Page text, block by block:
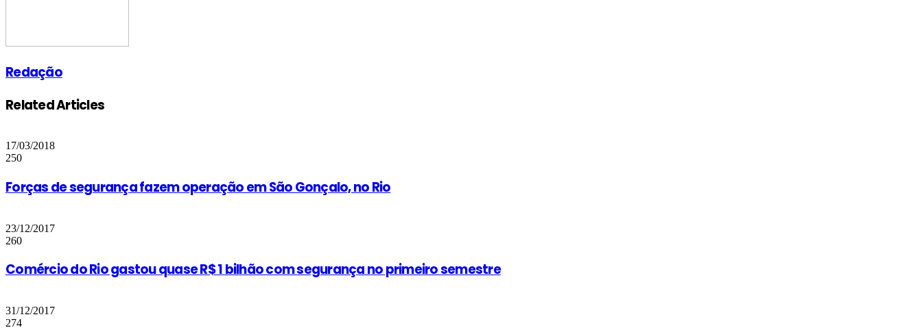
Redação
Related Articles
17/03/2018
250
Forças de segurança fazem operação em São Gonçalo, no Rio
23/12/2017
260
Comércio do Rio gastou quase R$ 1 bilhão com segurança no primeiro semestre
31/12/2017
274